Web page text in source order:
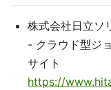
株式会社日立ソ
- クラウド型ジ
サイト
https://